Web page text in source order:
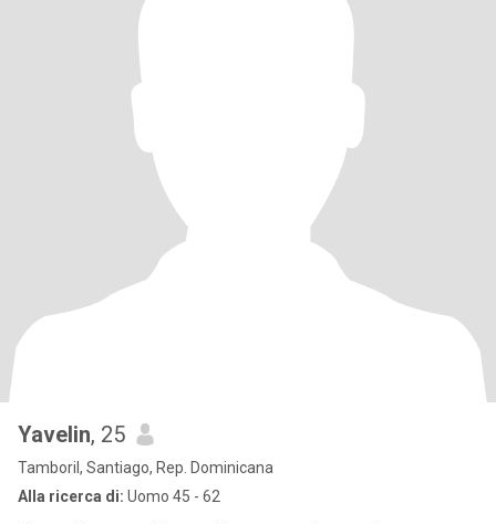
Yavelin, 25
Tamboril, Santiago, Rep. Dominicana
Alla ricerca di: Uomo 45 - 62